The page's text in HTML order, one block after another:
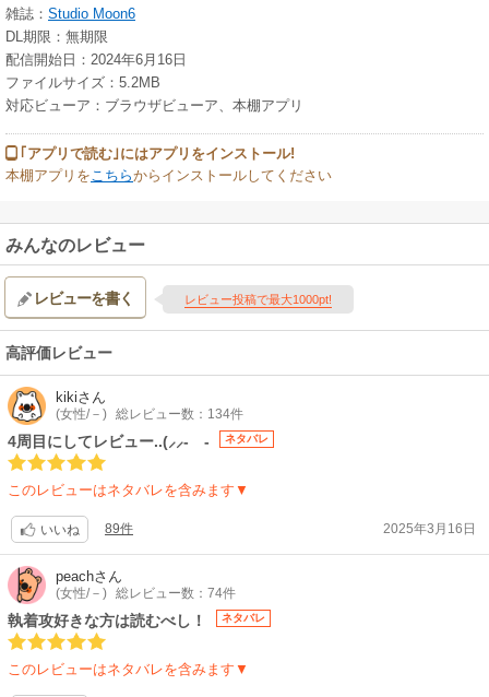
雑誌： Studio Moon6
DL期限：無期限
配信開始日：2024年6月16日
ファイルサイズ：5.2MB
対応ビューア：ブラウザビューア、本棚アプリ
｢アプリで読む｣にはアプリをインストール!
本棚アプリをこちらからインストールしてください
みんなのレビュー
レビューを書く レビュー投稿で最大1000pt!
高評価レビュー
kikiさん
(女性/－) 総レビュー数：134件
4周目にしてレビュー..(⸝⸝- - ネタバレ
このレビューはネタバレを含みます▼
いいね 89件 2025年3月16日
peachさん
(女性/－) 総レビュー数：74件
執着攻好きな方は読むべし！ ネタバレ
このレビューはネタバレを含みます▼